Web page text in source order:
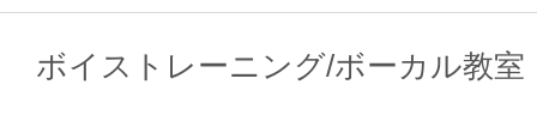
ボイストレーニング/ボーカル教室